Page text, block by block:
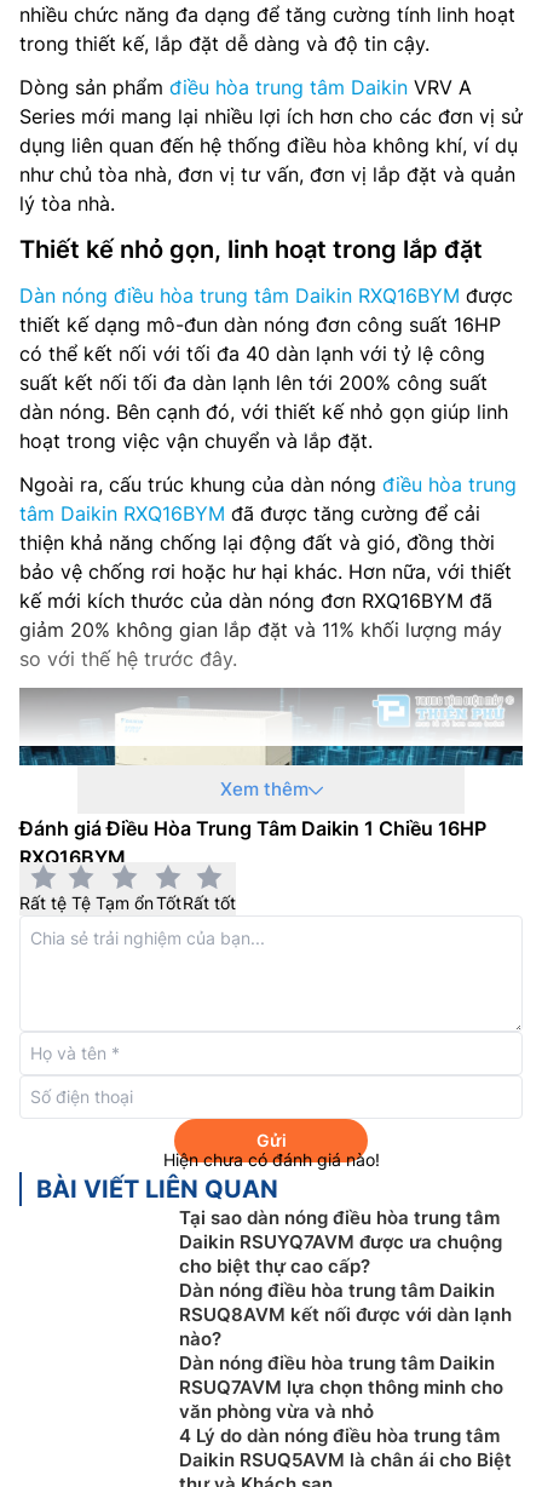
Môi chất lạnh: R410a
Nguồn điện: 3 pha, 380-415 V, 50-60 Hz
Kích thước (CxRxS): 1,660 x 1,240 x 765 mm
Trọng lượng: 247 kg
Ống kết nối (Lỏng/Hơi): 12.7/28.6 mm
Hãng sản xuất: Daikin
Nơi sản xuất: Thái Lan
Năm ra mắt: 2025
nhiều chức năng đa dạng để tăng cường tính linh hoạt
trong thiết kế, lắp đặt dễ dàng và độ tin cậy.
Dòng sản phẩm điều hòa trung tâm Daikin VRV A
Series mới mang lại nhiều lợi ích hơn cho các đơn vị sử
dụng liên quan đến hệ thống điều hòa không khí, ví dụ
như chủ tòa nhà, đơn vị tư vấn, đơn vị lắp đặt và quản
lý tòa nhà.
Thiết kế nhỏ gọn, linh hoạt trong lắp đặt
Dàn nóng điều hòa trung tâm Daikin RXQ16BYM được
thiết kế dạng mô-đun dàn nóng đơn công suất 16HP
có thể kết nối với tối đa 40 dàn lạnh với tỷ lệ công
suất kết nối tối đa dàn lạnh lên tới 200% công suất
dàn nóng. Bên cạnh đó, với thiết kế nhỏ gọn giúp linh
hoạt trong việc vận chuyển và lắp đặt.
Ngoài ra, cấu trúc khung của dàn nóng điều hòa trung
tâm Daikin RXQ16BYM đã được tăng cường để cải
thiện khả năng chống lại động đất và gió, đồng thời
bảo vệ chống rơi hoặc hư hại khác. Hơn nữa, với thiết
kế mới kích thước của dàn nóng đơn RXQ16BYM đã
giảm 20% không gian lắp đặt và 11% khối lượng máy
so với thế hệ trước đây.
Dàn nóng điều hòa trung tâm Daikin
được trang bị máy nén hiệu suất cao với các công
nghệ mới làm tăng hiệu suất theo mùa và cho phép
thiết kế nhỏ gọn hơn:
Cải thiện cửa xả:Bằng việc cải thiện hình dáng của
cửa xả môi chất lạnh, sự tăng áp suất gần cửa xả
của môi chất lạnh sau khi nén bị triệt tiêu và giảm
Tối ưu hóa kiểm soát áp suất ngược / Chức năng
kiểm soát dầu mới:Ngoài cổng điều chỉnh áp suất
trung gian thông thường, áp suất nén của cuộn đĩa
trong quá trình hoạt động đã được tối ưu hóa và
cơ chế kiểm soát dầu được áp dụng đã giảm rò rỉ
gas và tổn thất cơ học.
Áp dụng động cơ tập trung hiệu suất cao:Bằng
Xem thêm
Đánh giá Điều Hòa Trung Tâm Daikin 1 Chiều 16HP
RXQ16BYM
Rất tệ Tệ Tạm ổnTốtRất tốt
Gửi
Hiện chưa có đánh giá nào!
BÀI VIẾT LIÊN QUAN
Tại sao dàn nóng điều hòa trung tâm
Daikin RSUYQ7AVM được ưa chuộng
cho biệt thự cao cấp?
Dàn nóng điều hòa trung tâm Daikin
RSUQ8AVM kết nối được với dàn lạnh
nào?
Dàn nóng điều hòa trung tâm Daikin
RSUQ7AVM lựa chọn thông minh cho
văn phòng vừa và nhỏ
4 Lý do dàn nóng điều hòa trung tâm
Daikin RSUQ5AVM là chân ái cho Biệt